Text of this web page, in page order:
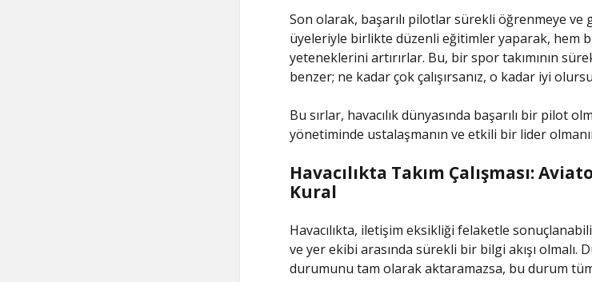
Son olarak, başarılı pilotlar sürekli öğrenmeye ve
üyeleriyle birlikte düzenli eğitimler yaparak, hem
yeteneklerini artırırlar. Bu, bir spor takımının
benzer; ne kadar çok çalışırsanız, o kadar iyi
Bu sırlar, havacılık dünyasında başarılı bir pilot
yönetiminde ustalaşmanın ve etkili bir lider
Havacılıkta Takım Çalışması:
Kural
Havacılıkta, iletişim eksikliği felaketle
ve yer ekibi arasında sürekli bir bilgi akışı olmalı.
durumunu tam olarak aktaramazsa, bu durum